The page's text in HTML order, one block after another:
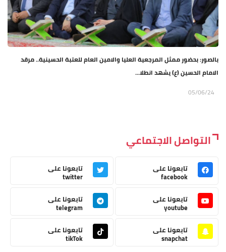
بالصور: بحضور ممثل المرجعية العليا والامين العام للعتبة الحسينية.. مرقد
الامام الحسين (ع) يشهد انطلا...
05/06/24
التواصل الاجتماعي
تابعونا على
facebook
تابعونا على
twitter
تابعونا على
youtube
تابعونا على
telegram
تابعونا على
snapchat
تابعونا على
tikTok